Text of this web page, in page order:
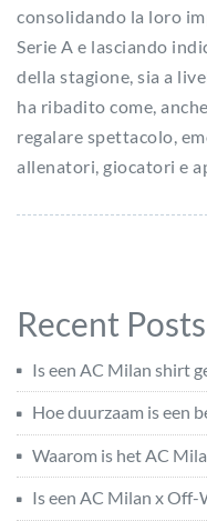
consolidando la loro
Serie A e lasciando
della stagione, sia a
ha ribadito come,
regalare spettacolo,
allenatori, giocatori e
Recent Posts
Is een AC Milan shirt
Hoe duurzaam is een
Waarom is het AC
Is een AC Milan x